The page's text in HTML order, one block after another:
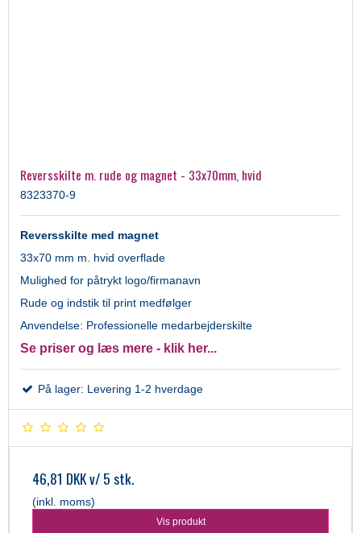
Reversskilte m. rude og magnet - 33x70mm, hvid
8323370-9
Reversskilte med magnet
33x70 mm m. hvid overflade
Mulighed for påtrykt logo/firmanavn
Rude og indstik til print medfølger
Anvendelse: Professionelle medarbejderskilte
Se priser og læs mere - klik her...
På lager: Levering 1-2 hverdage
46,81 DKKv/ 5 stk.
(inkl. moms)
Vis produkt